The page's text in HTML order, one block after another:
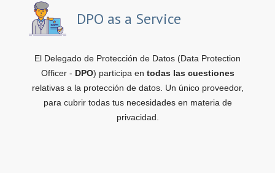
DPO as a Service
El Delegado de Protección de Datos (Data Protection
Officer - DPO) participa en todas las cuestiones
relativas a la protección de datos. Un único proveedor,
para cubrir todas tus necesidades en materia de
privacidad.